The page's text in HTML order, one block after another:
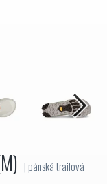
| pánská trailová